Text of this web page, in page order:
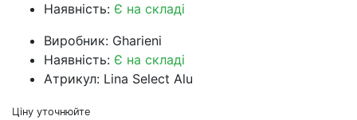
Наявність: Є на складі
Виробник: Gharieni
Наявність: Є на складі
Атрикул: Lina Select Alu
Ціну уточнюйте